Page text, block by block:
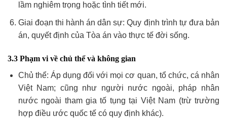
lầm nghiêm trọng hoặc tình tiết mới.
Giai đoạn thi hành án dân sự: Quy định trình tự đưa bản
án, quyết định của Tòa án vào thực tế đời sống.
3.3 Phạm vi về chủ thể và không gian
Chủ thể: Áp dụng đối với mọi cơ quan, tổ chức, cá nhân
Việt Nam; cũng như người nước ngoài, pháp nhân
nước ngoài tham gia tố tụng tại Việt Nam (trừ trường
hợp điều ước quốc tế có quy định khác).